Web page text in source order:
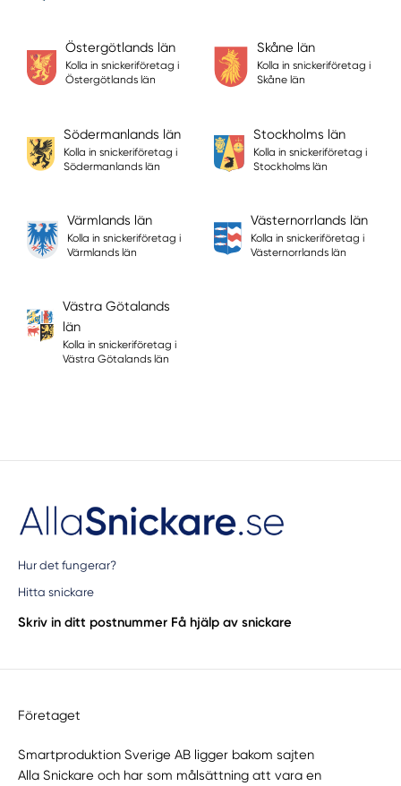
Östergötlands län
Kolla in snickeriföretag i
Östergötlands län
Skåne län
Kolla in snickeriföretag i
Skåne län
Södermanlands län
Kolla in snickeriföretag i
Södermanlands län
Stockholms län
Kolla in snickeriföretag i
Stockholms län
Värmlands län
Kolla in snickeriföretag i
Värmlands län
Västernorrlands län
Kolla in snickeriföretag i
Västernorrlands län
Västra Götalands
län
Kolla in snickeriföretag i
Västra Götalands län
Hur det fungerar?
Hitta snickare
Skriv in ditt postnummer Få hjälp av snickare
Företaget
Smartproduktion Sverige AB ligger bakom sajten
Alla Snickare och har som målsättning att vara en